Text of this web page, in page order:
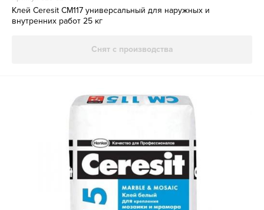
Клей Ceresit СМ117 универсальный для наружных и
внутренних работ 25 кг
Снят с производства